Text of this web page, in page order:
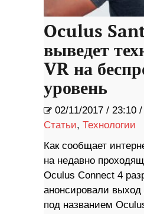
Oculus
выведет
VR на
уровень
02/11/2017 / 23:10 /
Статьи, Технологии
Как сообщает
на недавно
Oculus Connect 4
анонсировали выход
под названием